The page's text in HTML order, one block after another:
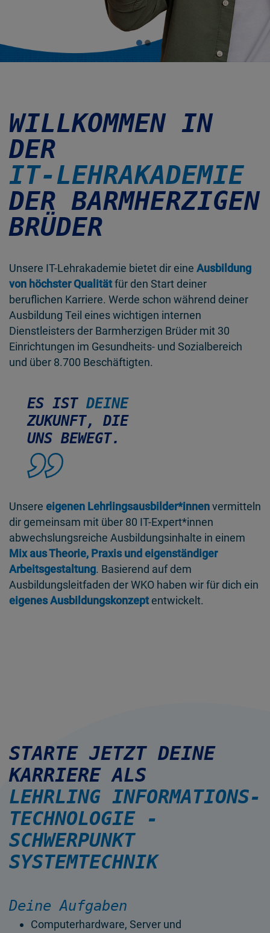
WILLKOMMEN IN
DER
IT-LEHRAKADEMIE
DER BARMHERZIGEN
BRÜDER
Unsere IT-Lehrakademie bietet dir eine Ausbildung
von höchster Qualitätfür den Start deiner
beruflichen Karriere. Werde schon während deiner
Ausbildung Teil eines wichtigen internen
Dienstleisters der Barmherzigen Brüder mit 30
Einrichtungen im Gesundheits- und Sozialbereich
und über 8.700 Beschäftigten.
ES IST DEINE
ZUKUNFT, DIE
UNS BEWEGT.
Unsere eigenen Lehrlingsausbilder*innenvermitteln
dir gemeinsam mit über 80 IT-Expert*innen
abwechslungsreiche Ausbildungsinhalte in einem
Mix aus Theorie, Praxis und eigenständiger
Arbeitsgestaltung. Basierend auf dem
Ausbildungsleitfaden der WKO haben wir für dich ein
eigenes Ausbildungskonzeptentwickelt.
STARTE JETZT DEINE
KARRIERE ALS
LEHRLING INFOR­MATIONS­
TECHNOLOGIE -
SCHWERPUNKT
SYSTEMTECHNIK
Deine Aufgaben
Computerhardware, Server und